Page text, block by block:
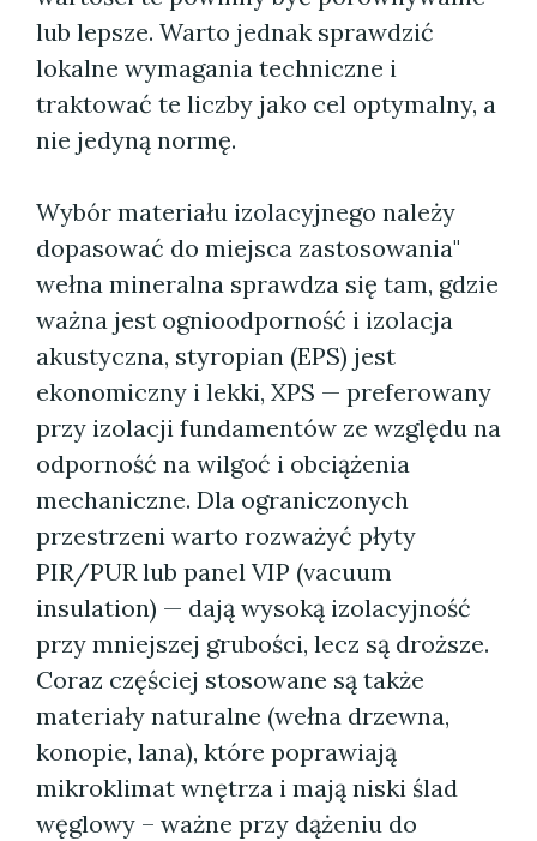
lub lepsze. Warto jednak sprawdzić
lokalne wymagania techniczne i
traktować te liczby jako cel optymalny, a
nie jedyną normę.
Wybór materiału izolacyjnego należy
dopasować do miejsca zastosowania"
wełna mineralna sprawdza się tam, gdzie
ważna jest ognioodporność i izolacja
akustyczna, styropian (EPS) jest
ekonomiczny i lekki, XPS — preferowany
przy izolacji fundamentów ze względu na
odporność na wilgoć i obciążenia
mechaniczne. Dla ograniczonych
przestrzeni warto rozważyć płyty
PIR/PUR lub panel VIP (vacuum
insulation) — dają wysoką izolacyjność
przy mniejszej grubości, lecz są droższe.
Coraz częściej stosowane są także
materiały naturalne (wełna drzewna,
konopie, lana), które poprawiają
mikroklimat wnętrza i mają niski ślad
węglowy – ważne przy dążeniu do